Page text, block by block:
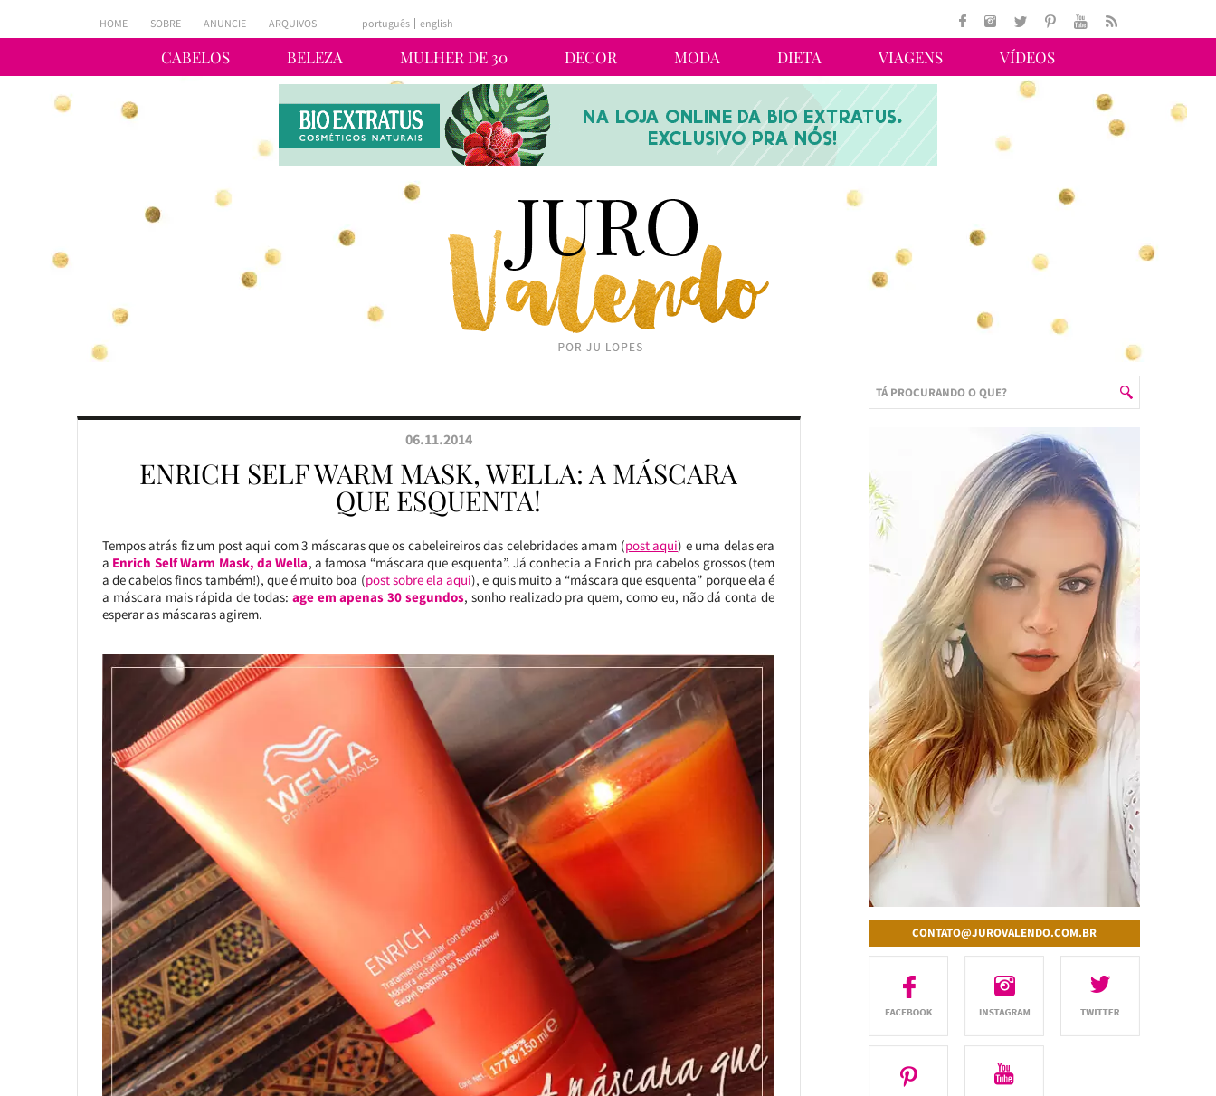
CABELOS BELEZA MULHER DE 30 DECOR MODA DIETA VIAGENS VÍDEOS
HOME SOBRE ANUNCIE ARQUIVOS português english
06.11.2014
ENRICH SELF WARM MASK, WELLA: A MÁSCARA
QUE ESQUENTA!
Tempos atrás fiz um post aqui com 3 máscaras que os cabeleireiros das celebridades amam (post aqui) e uma delas era
a Enrich Self Warm Mask, da Wella, a famosa “máscara que esquenta”. Já conhecia a Enrich pra cabelos grossos (tem
a de cabelos finos também!), que é muito boa (post sobre ela aqui), e quis muito a “máscara que esquenta” porque ela é
a máscara mais rápida de todas: age em apenas 30 segundos, sonho realizado pra quem, como eu, não dá conta de
esperar as máscaras agirem.
CONTATO@JUROVALENDO.COM.BR